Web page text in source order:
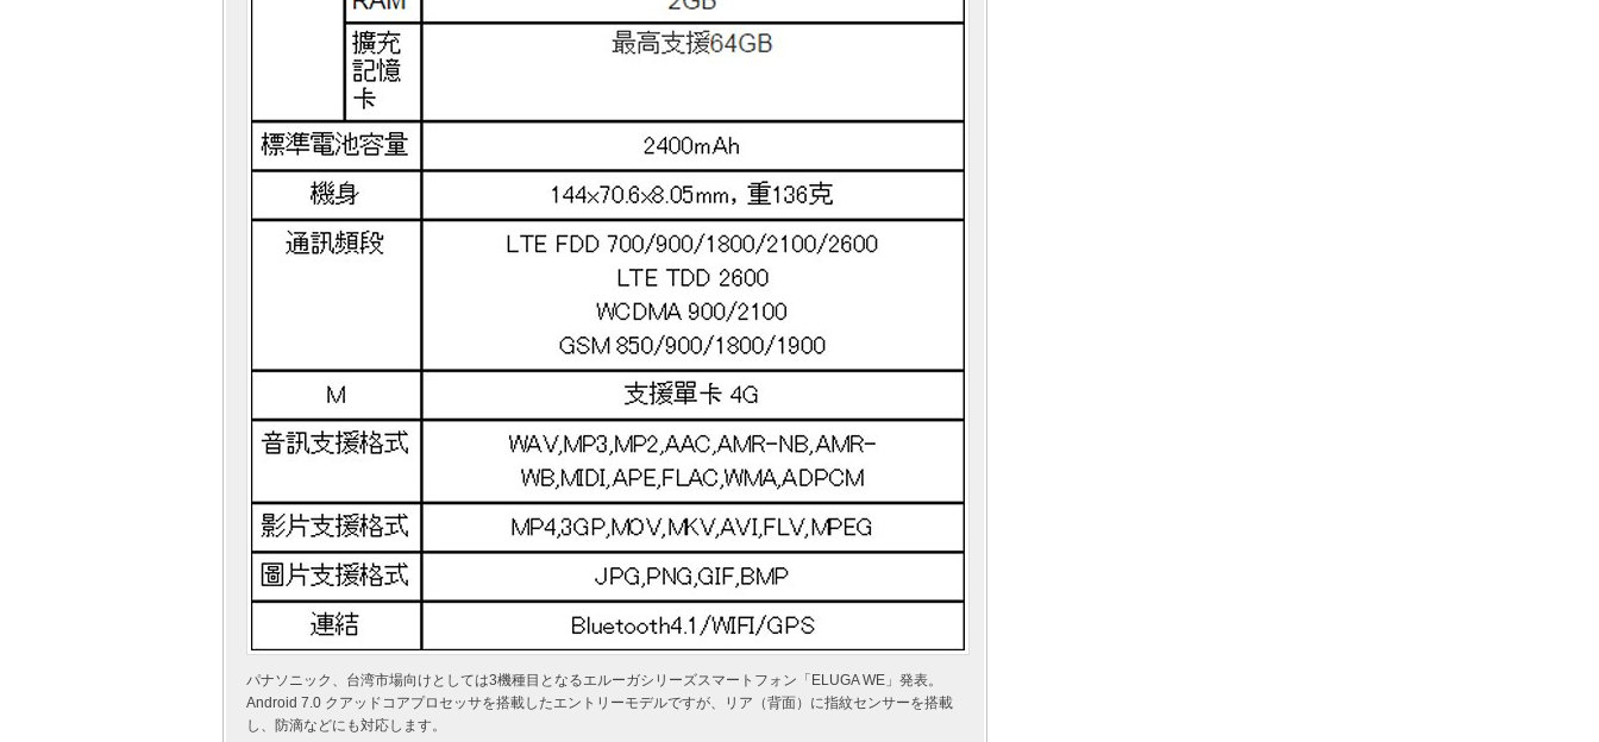
パナソニック、台湾市場向けとしては3機種目となるエルーガシリーズスマートフォン「ELUGA WE」発表。
Android 7.0 クアッドコアプロセッサを搭載したエントリーモデルですが、リア（背面）に指紋センサーを搭載
し、防滴などにも対応します。